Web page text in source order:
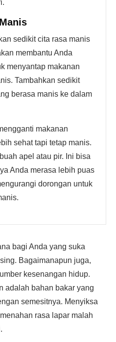
sedikit cita rasa manis
membantu Anda
menyantap makanan
Tambahkan sedikit
berasa manis ke dalam
makanan
sehat tapi tetap manis.
apel atau pir. Ini bisa
Anda merasa lebih puas
dorongan untuk
bagi Anda yang suka
Bagaimanapun juga,
kesenangan hidup.
adalah bahan bakar yang
semesitnya. Menyiksa
rasa lapar malah